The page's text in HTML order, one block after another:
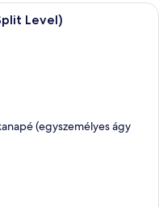
modern szállodai szoba,
Level)
(egyszemélyes ágy